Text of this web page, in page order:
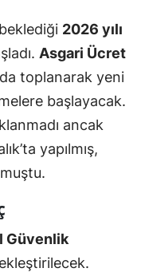
2026 yılı
Asgari Ücret
toplanarak yeni
başlayacak.
ancak
yapılmış,
Güvenlik